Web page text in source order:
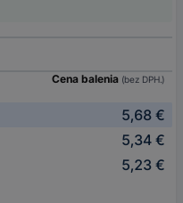
Cena balenia (bez DPH.)
5,68 €
5,34 €
5,23 €